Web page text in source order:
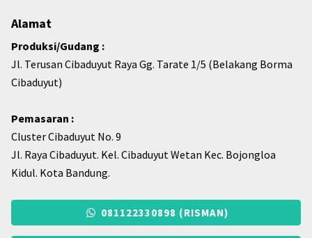
Alamat
Produksi/Gudang :
Jl. Terusan Cibaduyut Raya Gg. Tarate 1/5 (Belakang Borma
Cibaduyut)
Pemasaran :
Cluster Cibaduyut No. 9
Jl. Raya Cibaduyut. Kel. Cibaduyut Wetan Kec. Bojongloa
Kidul. Kota Bandung.
081122330898 (RISMAN)